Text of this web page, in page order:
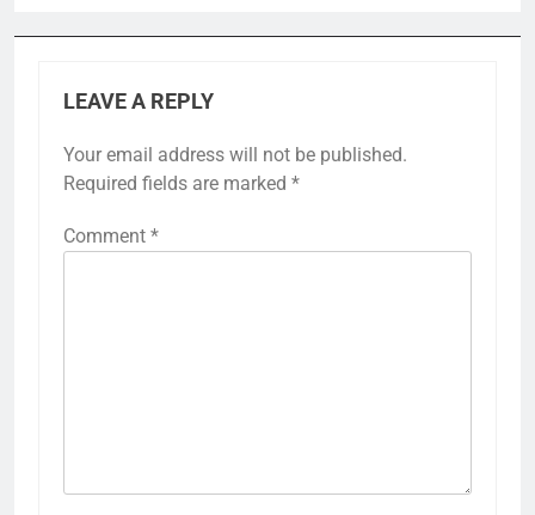
LEAVE A REPLY
Your email address will not be published.
Required fields are marked *
Comment *